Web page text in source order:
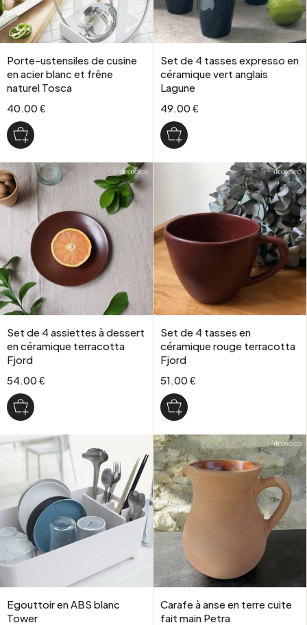
Porte-ustensiles de cusine
en acier blanc et frêne
naturel Tosca
40.00 €
Set de 4 tasses expresso en
céramique vert anglais
Lagune
49.00 €
Set de 4 assiettes à dessert
en céramique terracotta
Fjord
54.00 €
Set de 4 tasses en
céramique rouge terracotta
Fjord
51.00 €
Egouttoir en ABS blanc
Tower
Carafe à anse en terre cuite
fait main Petra